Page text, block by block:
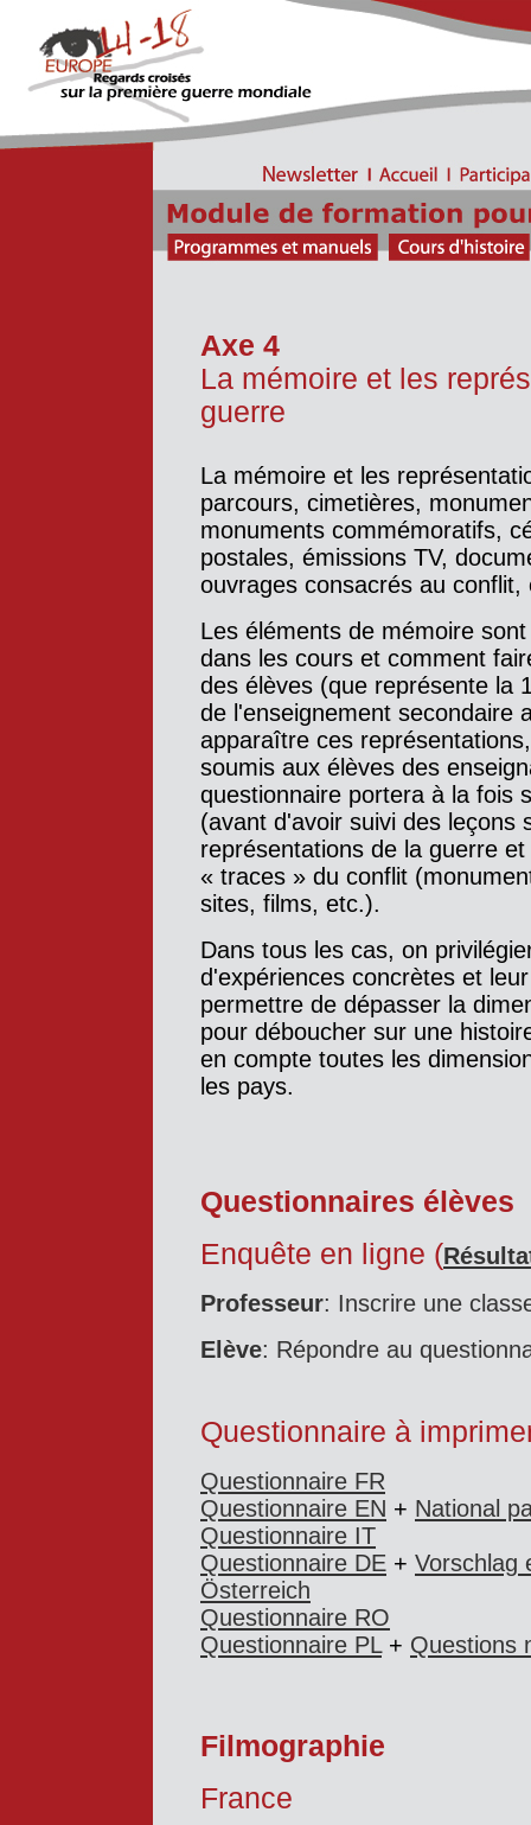
Axe 4
La mémoire et les
guerre
La mémoire et les
parcours, cimetières,
monuments commémoratifs,
postales, émissions TV,
ouvrages consacrés au conflit,
Les éléments de mémoire
dans les cours et comment
des élèves (que représente la
de l'enseignement secondaire
apparaître ces
soumis aux élèves des
questionnaire portera à la fois
(avant d'avoir suivi des leçons
représentations de la guerre
« traces » du conflit
sites, films, etc.).
Dans tous les cas, on
d'expériences concrètes et
permettre de dépasser la
pour déboucher sur une
en compte toutes les
les pays.
Questionnaires élèves
Enquête en ligne (
Professeur: Inscrire une
Elève: Répondre au
Questionnaire à
Questionnaire FR
Questionnaire EN + National
Questionnaire IT
Questionnaire DE + Vorschlag
Österreich
Questionnaire RO
Questionnaire PL+ Questions
Filmographie
France